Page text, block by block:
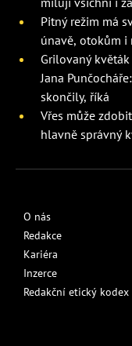
Pitný režim má
únavě, otokům i
Grilovaný
Jana
skončily, říká
Vřes může
hlavně správný
O nás
Redakce
Kariéra
Inzerce
Redakční etický kodex